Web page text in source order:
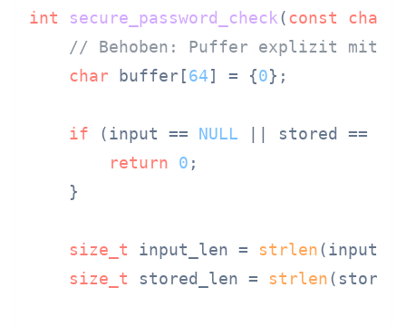
int
secure_password_check(const char
// Behoben: Puffer explizit mit
char buffer[64] = {0};
if (input == NULL || stored ==
return
0 ;
    }
size_t input_len = strlen(input);
size_t stored_len = strlen